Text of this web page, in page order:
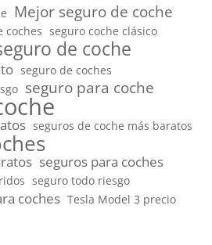
Mejor seguro de coche
coches seguro coche clásico
de coche
seguro de coches
seguro para coche
seguros de coche más baratos
seguros para coches
seguro todo riesgo
coches Tesla Model 3 precio